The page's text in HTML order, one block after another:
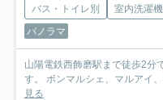
バス・トイレ別
室内洗濯
パノラマ
山陽電鉄西飾磨駅まで徒歩2分
す。 ボンマルシェ、マルアイ
見る